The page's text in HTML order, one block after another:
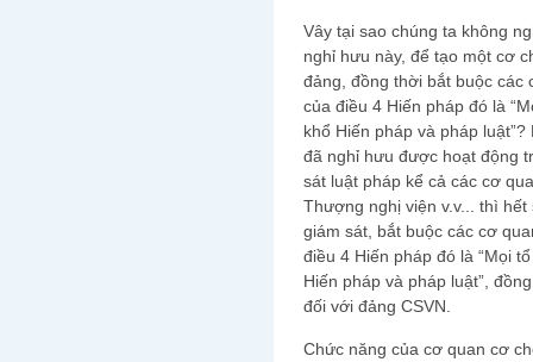
Vây tại sao chúng ta không
nghỉ hưu này, để tạo một cơ
đảng, đồng thời bắt buộc các
của điều 4 Hiến pháp đó là
khổ Hiến pháp và pháp
đã nghỉ hưu được hoạt động
sát luật pháp kể cả các cơ
Thượng nghị viện v.v... thì
giám sát, bắt buộc các cơ
điều 4 Hiến pháp đó là “Mọi
Hiến pháp và pháp luật”,
đối với đảng CSVN.
Chức năng của cơ quan cơ